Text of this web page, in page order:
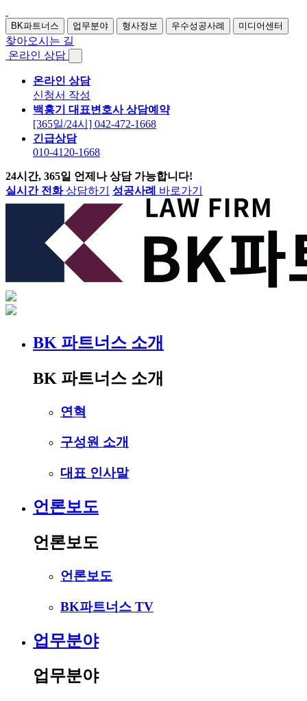
BK파트너스 업무분야 형사정보 우수성공사례 미디어센터
찾아오시는 길
온라인 상담
온라인 상담
신청서 작성
백홍기 대표변호사 상담예약
[365일/24시] 042-472-1668
긴급상담
010-4120-1668
24시간, 365일 언제나 상담 가능합니다!
실시간 전화상담하기 성공사례 바로가기
BK 파트너스 소개
BK 파트너스 소개
연혁
구성원 소개
대표 인사말
언론보도
언론보도
언론보도
BK파트너스 TV
업무분야
업무분야